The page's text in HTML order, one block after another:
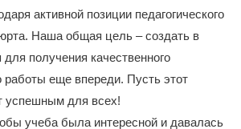
активной позиции педагогического
Наша общая цель – создать в
для получения качественного
работы еще впереди. Пусть этот
успешным для всех!
учеба была интересной и давалась